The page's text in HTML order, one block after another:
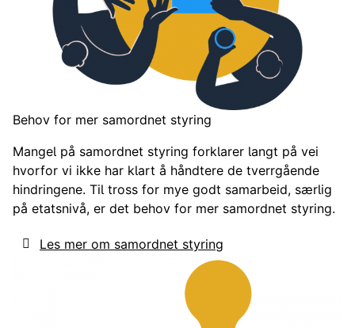
Behov for mer samordnet styring
Mangel på samordnet styring forklarer langt på vei
hvorfor vi ikke har klart å håndtere de tverrgående
hindringene. Til tross for mye godt samarbeid, særlig
på etatsnivå, er det behov for mer samordnet styring.
Les mer om samordnet styring